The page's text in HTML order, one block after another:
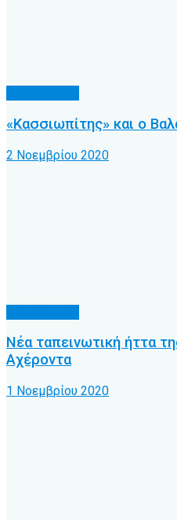
«Κασσιωπίτης» και ο
2 Νοεμβρίου 2020
Νέα ταπεινωτική ήττα
Αχέροντα
1 Νοεμβρίου 2020